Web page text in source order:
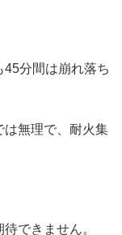
分間は崩れ落ち
は無理で、耐火集
できません。